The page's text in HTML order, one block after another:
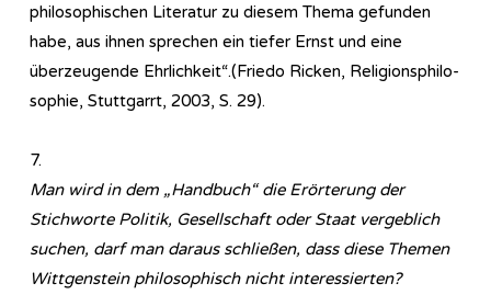
philosophischen Literatur zu diesem Thema gefunden
habe, aus ihnen sprechen ein tiefer Ernst und eine
überzeugende Ehrlichkeit“.(Friedo Ricken, Re­li­gi­ons­phi­lo­
so­phie, Stuttgarrt, 2003, S. 29).
7.
Man wird in dem „Handbuch“ die Erörterung der
Stichworte Politik, Gesellschaft oder Staat vergeblich
suchen, darf man daraus schließen, dass diese Themen
Wittgenstein philosophisch nicht interessierten?